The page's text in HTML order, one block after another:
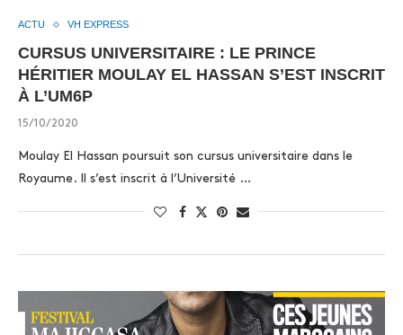
ACTU VH EXPRESS
CURSUS UNIVERSITAIRE : LE PRINCE
HÉRITIER MOULAY EL HASSAN S’EST INSCRIT
À L’UM6P
15/10/2020
Moulay El Hassan poursuit son cursus universitaire dans le
Royaume. Il s’est inscrit à l’Université …